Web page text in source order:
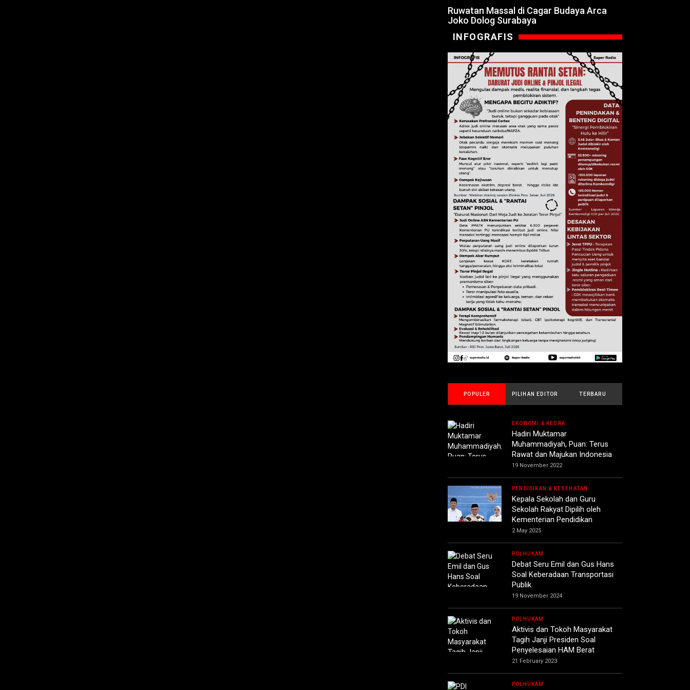
Ruwatan Massal di Cagar Budaya Arca
Joko Dolog Surabaya
INFOGRAFIS
POPULER PILIHAN EDITOR TERBARU
EKONOMI & KESRA
Hadiri Muktamar
Muhammadiyah, Puan: Terus
Rawat dan Majukan Indonesia
19 November 2022
PENDIDIKAN & KESEHATAN
Kepala Sekolah dan Guru
Sekolah Rakyat Dipilih oleh
Kementerian Pendidikan
2 May 2025
POLHUKAM
Debat Seru Emil dan Gus Hans
Soal Keberadaan Transportasi
Publik
19 November 2024
POLHUKAM
Aktivis dan Tokoh Masyarakat
Tagih Janji Presiden Soal
Penyelesaian HAM Berat
21 February 2023
POLHUKAM